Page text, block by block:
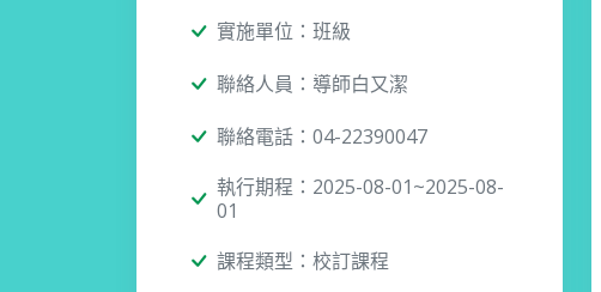
實施單位：班級
聯絡人員：導師白又潔
聯絡電話：04-22390047
執行期程：2025-08-01~2025-08-
01
課程類型：校訂課程